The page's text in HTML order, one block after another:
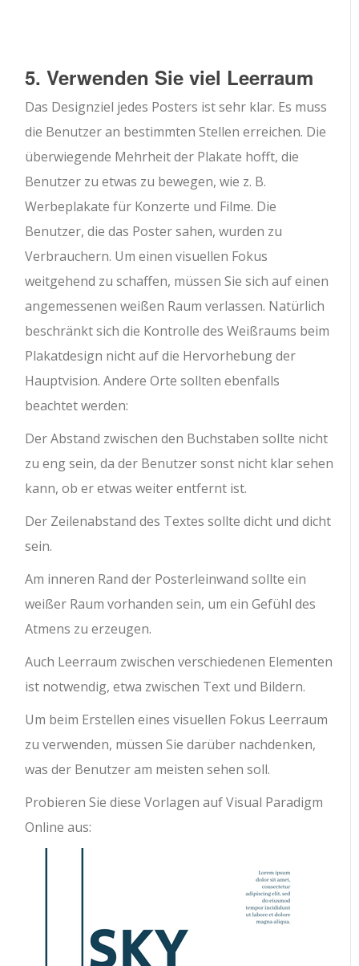
5. Verwenden Sie viel Leerraum
Das Designziel jedes Posters ist sehr klar. Es muss
die Benutzer an bestimmten Stellen erreichen. Die
überwiegende Mehrheit der Plakate hofft, die
Benutzer zu etwas zu bewegen, wie z. B.
Werbeplakate für Konzerte und Filme. Die
Benutzer, die das Poster sahen, wurden zu
Verbrauchern. Um einen visuellen Fokus
weitgehend zu schaffen, müssen Sie sich auf einen
angemessenen weißen Raum verlassen. Natürlich
beschränkt sich die Kontrolle des Weißraums beim
Plakatdesign nicht auf die Hervorhebung der
Hauptvision. Andere Orte sollten ebenfalls
beachtet werden:
Der Abstand zwischen den Buchstaben sollte nicht
zu eng sein, da der Benutzer sonst nicht klar sehen
kann, ob er etwas weiter entfernt ist.
Der Zeilenabstand des Textes sollte dicht und dicht
sein.
Am inneren Rand der Posterleinwand sollte ein
weißer Raum vorhanden sein, um ein Gefühl des
Atmens zu erzeugen.
Auch Leerraum zwischen verschiedenen Elementen
ist notwendig, etwa zwischen Text und Bildern.
Um beim Erstellen eines visuellen Fokus Leerraum
zu verwenden, müssen Sie darüber nachdenken,
was der Benutzer am meisten sehen soll.
Probieren Sie diese Vorlagen auf Visual Paradigm
Online aus: